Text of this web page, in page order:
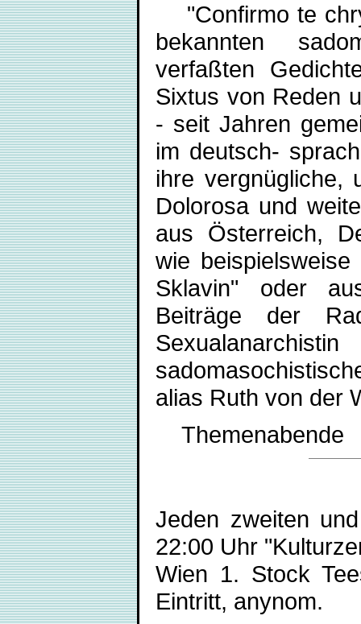
"Confirmo te
bekannten
verfaßten
Sixtus von Reden
- seit Jahren
im deutsch-
ihre vergnügliche,
Dolorosa und
aus Österreich,
wie
Sklavin" oder
Beiträge der
alias Ruth von der
Themenabende
Jeden zweiten
22:00 Uhr
Wien 1. Stock
Eintritt, anynom.